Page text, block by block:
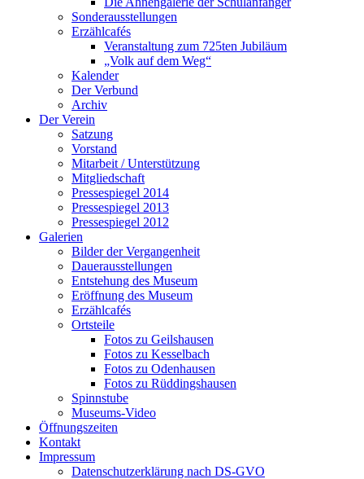
Sonderausstellungen
Erzählcafés
Veranstaltung zum 725ten Jubiläum
„Volk auf dem Weg“
Kalender
Der Verbund
Archiv
Der Verein
Satzung
Vorstand
Mitarbeit / Unterstützung
Mitgliedschaft
Pressespiegel 2014
Pressespiegel 2013
Pressespiegel 2012
Galerien
Bilder der Vergangenheit
Dauerausstellungen
Entstehung des Museum
Eröffnung des Museum
Erzählcafés
Ortsteile
Fotos zu Geilshausen
Fotos zu Kesselbach
Fotos zu Odenhausen
Fotos zu Rüddingshausen
Spinnstube
Museums-Video
Öffnungszeiten
Kontakt
Impressum
Datenschutzerklärung nach DS-GVO